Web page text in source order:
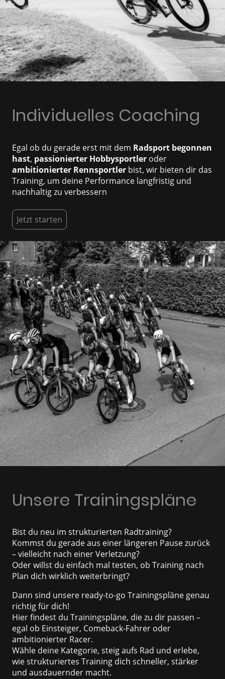
Individuelles Coaching
Egal ob du gerade erst mit dem Radsport begonnen
hast, passionierter Hobbysportler oder
ambitionierter Rennsportler bist, wir bieten dir das
Training, um deine Performance langfristig und
nachhaltig zu verbessern
Jetzt starten
Unsere Trainingspläne
Bist du neu im strukturierten Radtraining?
Kommst du gerade aus einer längeren Pause zurück
– vielleicht nach einer Verletzung?
Oder willst du einfach mal testen, ob Training nach
Plan dich wirklich weiterbringt?
Dann sind unsere ready-to-go Trainingspläne genau
richtig für dich!
Hier findest du Trainingspläne, die zu dir passen –
egal ob Einsteiger, Comeback-Fahrer oder
ambitionierter Racer.
Wähle deine Kategorie, steig aufs Rad und erlebe,
wie strukturiertes Training dich schneller, stärker
und ausdauernder macht.